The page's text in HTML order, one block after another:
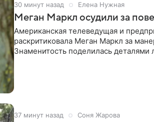
30 минут назад Елена Нужная
Меган Маркл осудили за
Американская телеведущая и
раскритиковала Меган Маркл за
Знаменитость поделилась деталями
37 минут назад Соня Жарова